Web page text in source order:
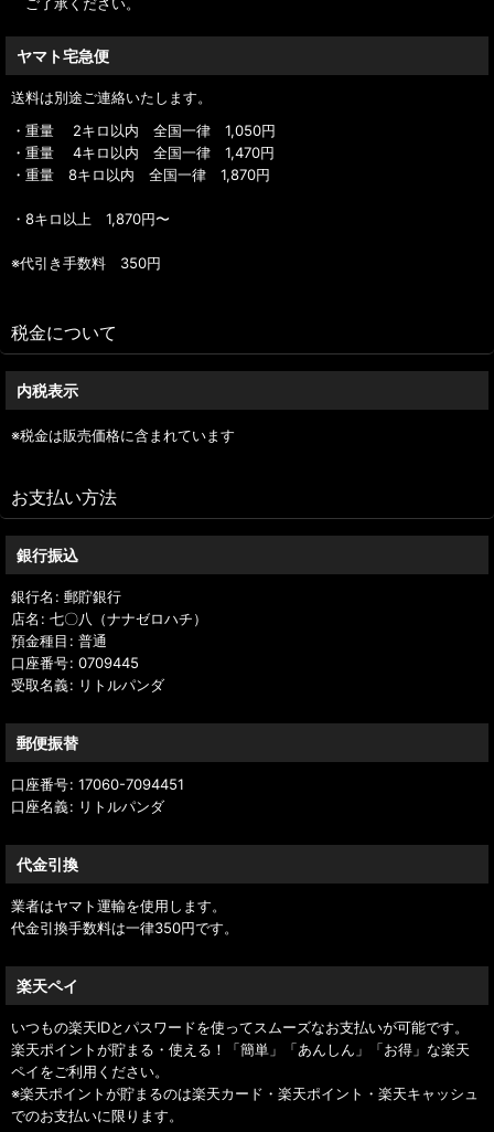
ヤマト宅急便
送料は別途ご連絡いたします。
・重量 2キロ以内 全国一律 1,050円
・重量 4キロ以内 全国一律 1,470円
・重量 8キロ以内 全国一律 1,870円
・8キロ以上 1,870円〜
※代引き手数料 350円
税金について
内税表示
※税金は販売価格に含まれています
お支払い方法
銀行振込
銀行名 : 郵貯銀行
店名 : 七〇八（ナナゼロハチ）
預金種目 : 普通
口座番号: 0709445
受取名義: リトルパンダ
郵便振替
口座番号: 17060-7094451
口座名義: リトルパンダ
代金引換
業者はヤマト運輸を使用します。
代金引換手数料は一律350円です。
楽天ペイ
いつもの楽天IDとパスワードを使ってスムーズなお支払いが可能です。
楽天ポイントが貯まる・使える！「簡単」「あんしん」「お得」な楽天
ペイをご利用ください。
※楽天ポイントが貯まるのは楽天カード・楽天ポイント・楽天キャッシュ
でのお支払いに限ります。